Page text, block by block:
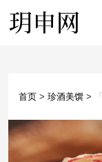
首页 > 珍酒美馔 >